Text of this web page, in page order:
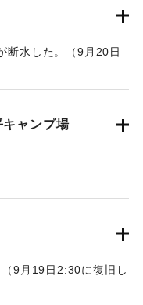
断水した。（9月20日
ャンプ場
9月19日2:30に復旧し